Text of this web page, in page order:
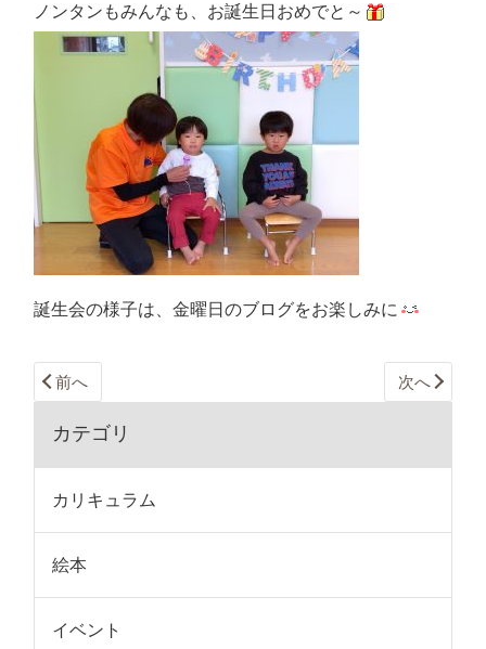
ノンタンもみんなも、お誕生日おめでと～
誕生会の様子は、金曜日のブログをお楽しみに
前へ 次へ
カテゴリ
カリキュラム
絵本
イベント